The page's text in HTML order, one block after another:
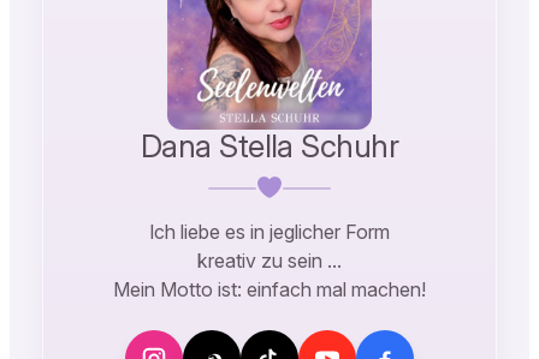
Dana Stella Schuhr
Ich liebe es in jeglicher Form
kreativ zu sein …
Mein Motto ist: einfach mal machen!